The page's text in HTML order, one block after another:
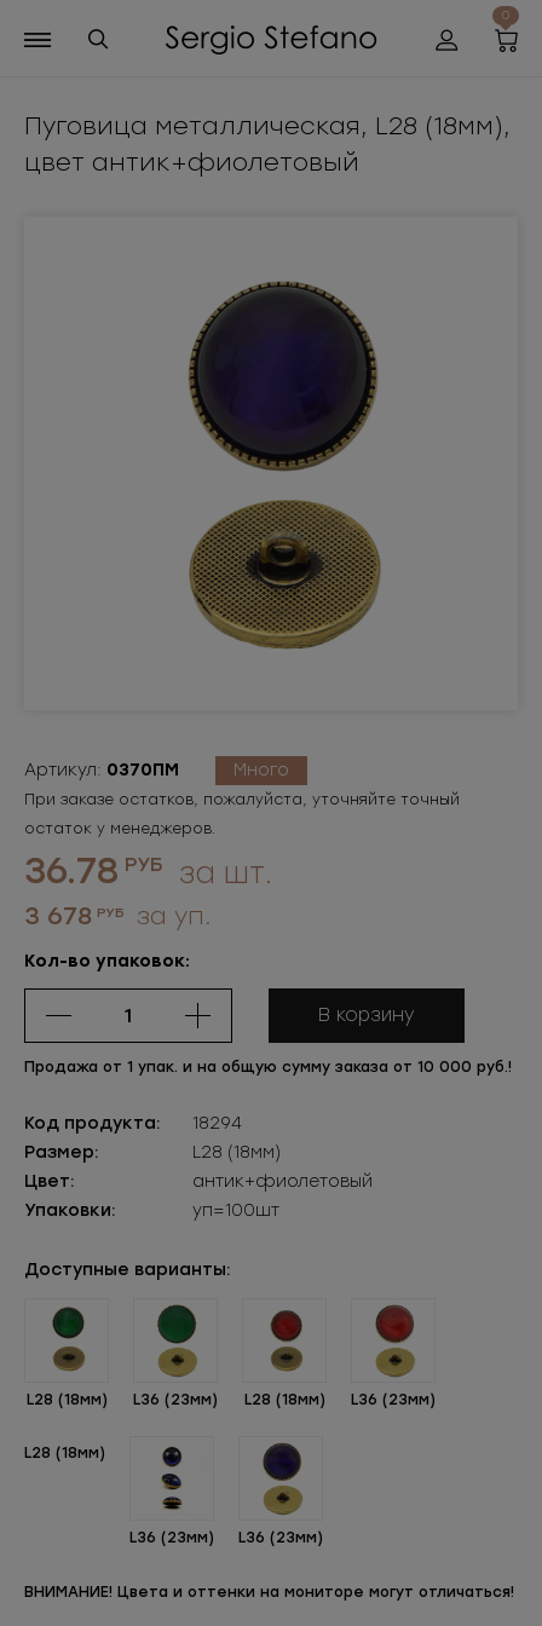
0
Пуговица металлическая, L28 (18мм),
цвет антик+фиолетовый
Артикул: 0370ПМ Много
При заказе остатков, пожалуйста, уточняйте точный
остаток у менеджеров.
36.78 РУБ за шт.
3 678 РУБ за уп.
Кол-во упаковок:
В корзину
Продажа от 1 упак. и на общую сумму заказа от 10 000 руб.!
Код продукта:
18294
Размер:
L28 (18мм)
Цвет:
антик+фиолетовый
Упаковки:
уп=100шт
Доступные варианты:
L28 (18мм) L36 (23мм) L28 (18мм) L36 (23мм)
L28 (18мм)
L36 (23мм) L36 (23мм)
ВНИМАНИЕ! Цвета и оттенки на мониторе могут отличаться!